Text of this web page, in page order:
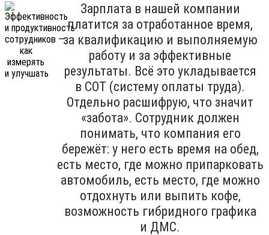
Зарплата в нашей компании
платится за отработанное время,
за квалификацию и выполняемую
работу и за эффективные
результаты. Всё это укладывается
в СОТ (систему оплаты труда).
Отдельно расшифрую, что значит
«забота». Сотрудник должен
понимать, что компания его
бережёт: у него есть время на обед,
есть место, где можно припарковать
автомобиль, есть место, где можно
отдохнуть или выпить кофе,
возможность гибридного графика
и ДМС.